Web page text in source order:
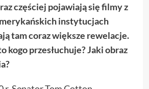
częściej pojawiają się filmy z
instytucjach
tam coraz większe rewelacje.
kogo przesłuchuje? Jaki obraz